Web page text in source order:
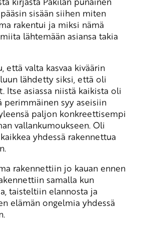
sisään siihen miten
rakentui ja miksi nämä
lähtemään asiansa takia
että valta kasvaa kiväärin
lähdetty siksi, että oli
Itse asiassa niistä kaikista oli
perimmäinen syy aseisiin
paljon konkreettisempi
vallankumoukseen. Oli
yhdessä rakennettua
rakennettiin jo kauan ennen
samalla kun
taisteltiin elannosta ja
elämän ongelmia yhdessä